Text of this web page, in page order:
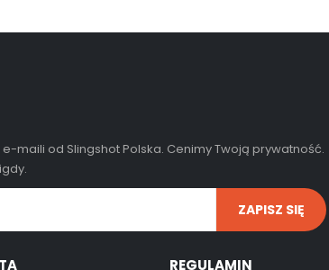
maili od Slingshot Polska. Cenimy Twoją prywatność.
REGULAMIN